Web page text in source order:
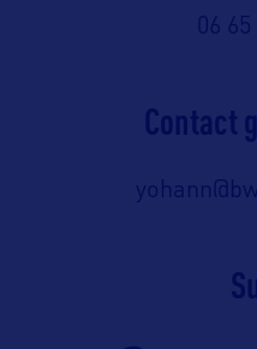
06 65
Contact